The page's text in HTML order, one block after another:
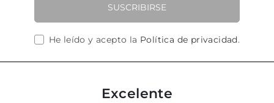
SUSCRIBIRSE
He leído y acepto la Política de privacidad.
Excelente